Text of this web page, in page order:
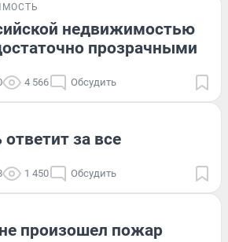
недвижимостью
прозрачными
4 566 Обсудить
за все
1 450 Обсудить
произошел пожар